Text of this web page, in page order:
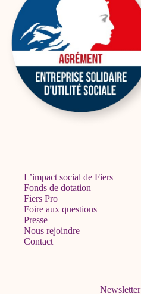
L’impact social de Fiers
Fonds de dotation
Fiers Pro
Foire aux questions
Presse
Nous rejoindre
Contact
Newsletter